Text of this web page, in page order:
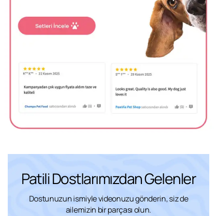
Patili Dostlarımızdan Gelenler
Dostunuzun ismiyle videonuzu gönderin, siz de
ailemizin bir parçası olun.